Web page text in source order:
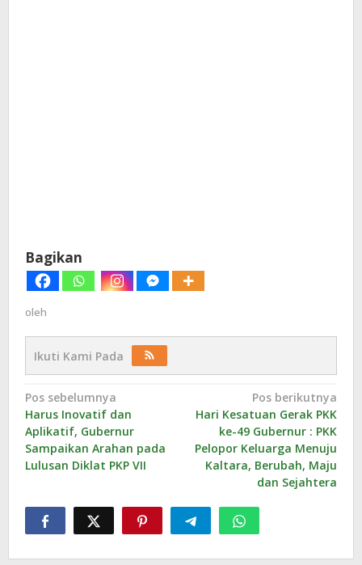
Bagikan
oleh
Ikuti Kami Pada
Navigasi
pos
Pos sebelumnya
Harus Inovatif dan
Aplikatif, Gubernur
Sampaikan Arahan pada
Lulusan Diklat PKP VII
Pos berikutnya
Hari Kesatuan Gerak PKK
ke-49 Gubernur : PKK
Pelopor Keluarga Menuju
Kaltara, Berubah, Maju
dan Sejahtera